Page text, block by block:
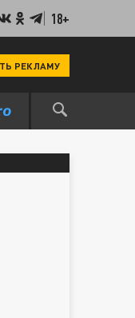
18+
РЕКЛАМУ